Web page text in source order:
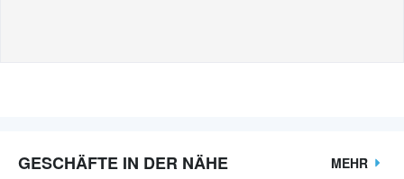
GESCHÄFTE IN DER NÄHE MEHR